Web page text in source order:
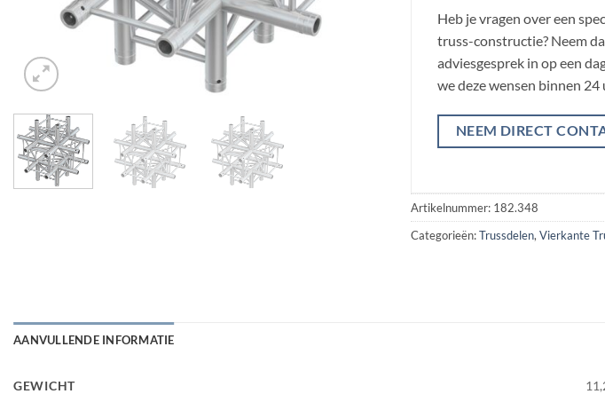
Heb je vragen over een
truss-constructie? Neem
adviesgesprek in op een
we deze wensen binnen
NEEM DIRECT
Artikelnummer: 182.348
Categorieën:Trussdelen, Vierkante
AANVULLENDE INFORMATIE
GEWICHT